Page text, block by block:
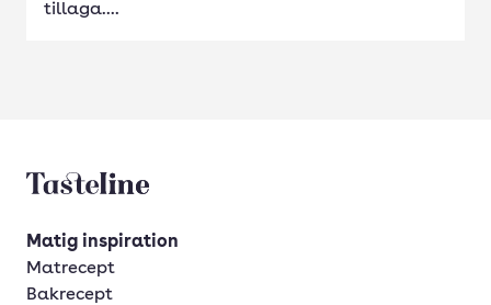
tillaga....
Tasteline startsida
Matig inspiration
Matrecept
Bakrecept